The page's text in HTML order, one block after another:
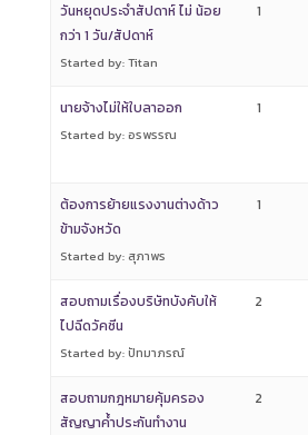
วันหยุดประจำสัปดาห์ ไม่ น้อย
กว่า 1 วัน/สัปดาห์
Started by: Titan
1
นายจ้างไม่ให้ใบลาออก
Started by: อรพรรณ
1
ต้องการย้ายแรงงานต่างด้าว
ข้ามจังหวัด
Started by: สุภาพร
1
สอบถามเรื่องบริษัทบังคับให้
ไปฉีดวัคซีน
Started by: ปัทมาภรณ์
2
สอบถามกฎหมายคุ้มครอง
สัญญาค้ำประกันทำงาน
2